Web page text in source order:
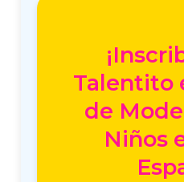
Talentito
de
Niños